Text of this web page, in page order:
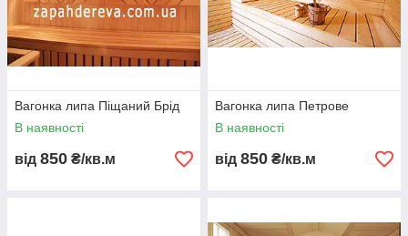
Вагонка липа Піщаний Брід
В наявності
від 850 ₴/кв.м
Вагонка липа Петрове
В наявності
від 850 ₴/кв.м